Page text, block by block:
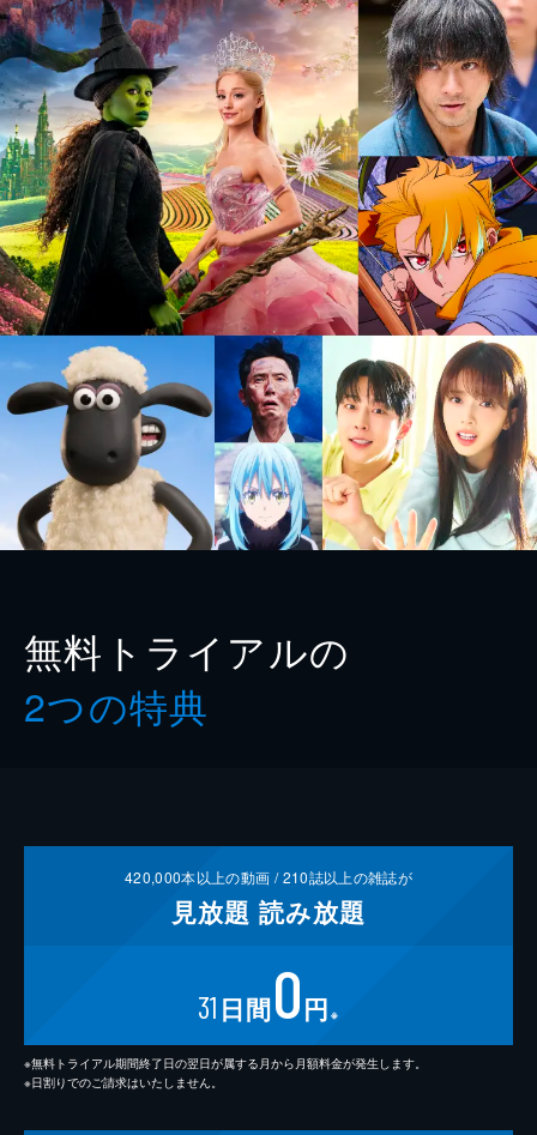
無料トライアルの
2つの特典
420,000本以上の動画 /210誌以上の雑誌が
見放題 読み放題
31 日間0円 ※
※無料トライアル期間終了日の翌日が属する月から月額料金が発生します。
※日割りでのご請求はいたしません。